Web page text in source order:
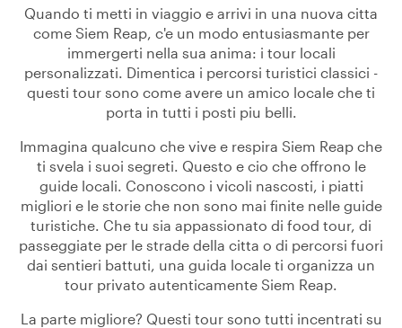
Quando ti metti in viaggio e arrivi in una nuova citta
come Siem Reap, c'e un modo entusiasmante per
immergerti nella sua anima: i tour locali
personalizzati. Dimentica i percorsi turistici classici -
questi tour sono come avere un amico locale che ti
porta in tutti i posti piu belli.
Immagina qualcuno che vive e respira Siem Reap che
ti svela i suoi segreti. Questo e cio che offrono le
guide locali. Conoscono i vicoli nascosti, i piatti
migliori e le storie che non sono mai finite nelle guide
turistiche. Che tu sia appassionato di food tour, di
passeggiate per le strade della citta o di percorsi fuori
dai sentieri battuti, una guida locale ti organizza un
tour privato autenticamente Siem Reap.
La parte migliore? Questi tour sono tutti incentrati su